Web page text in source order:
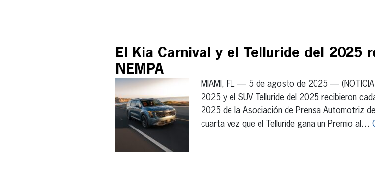
El Kia Carnival y el Telluride del 2025
NEMPA
MIAMI, FL — 5 de agosto de 2025 —
2025 y el SUV Telluride del 2025 recibieron
2025 de la Asociación de Prensa Automotriz
cuarta vez que el Telluride gana un Premio al…